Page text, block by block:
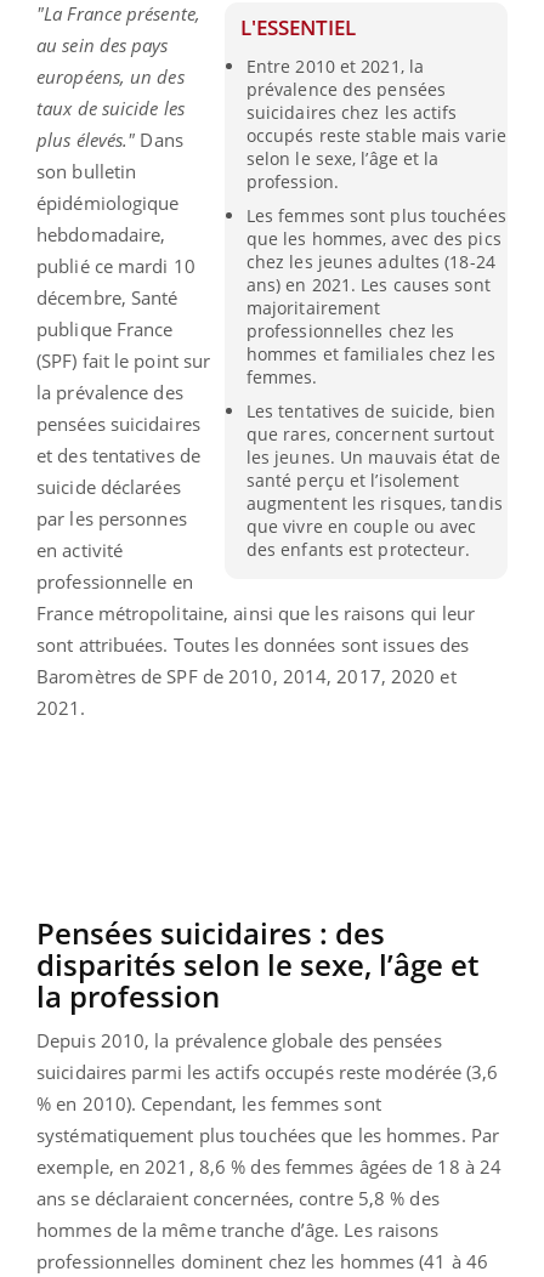
L'ESSENTIEL
Entre 2010 et 2021, la
prévalence des pensées
suicidaires chez les actifs
occupés reste stable mais varie
selon le sexe, l’âge et la
profession.
Les femmes sont plus touchées
que les hommes, avec des pics
chez les jeunes adultes (18-24
ans) en 2021. Les causes sont
majoritairement
professionnelles chez les
hommes et familiales chez les
femmes.
Les tentatives de suicide, bien
que rares, concernent surtout
les jeunes. Un mauvais état de
santé perçu et l’isolement
augmentent les risques, tandis
que vivre en couple ou avec
des enfants est protecteur.
"La France présente,
au sein des pays
européens, un des
taux de suicide les
plus élevés." Dans
son bulletin
épidémiologique
hebdomadaire,
publié ce mardi 10
décembre, Santé
publique France
(SPF) fait le point sur
la prévalence des
pensées suicidaires
et des tentatives de
suicide déclarées
par les personnes
en activité
professionnelle en
France métropolitaine, ainsi que les raisons qui leur
sont attribuées. Toutes les données sont issues des
Baromètres de SPF de 2010, 2014, 2017, 2020 et
2021.
Pensées suicidaires : des
disparités selon le sexe, l’âge et
la profession
Depuis 2010, la prévalence globale des pensées
suicidaires parmi les actifs occupés reste modérée (3,6
% en 2010). Cependant, les femmes sont
systématiquement plus touchées que les hommes. Par
exemple, en 2021, 8,6 % des femmes âgées de 18 à 24
ans se déclaraient concernées, contre 5,8 % des
hommes de la même tranche d’âge. Les raisons
professionnelles dominent chez les hommes (41 à 46